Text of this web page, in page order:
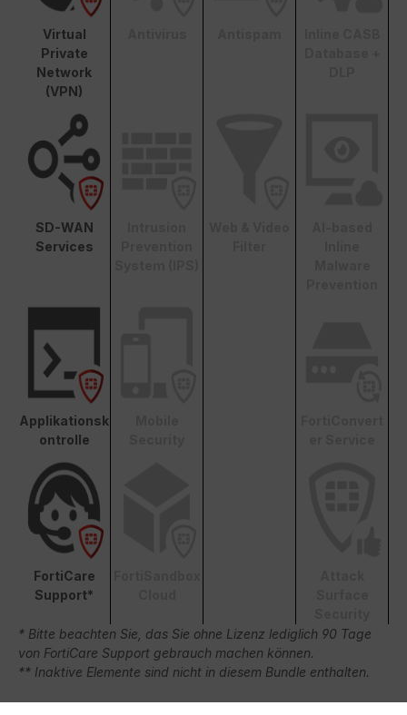
Virtual
Private
Network
(VPN)
SD-WAN
Services
Applikationsk
ontrolle
FortiCare
Support*
* Bitte beachten Sie, das Sie ohne Lizenz lediglich 90 Tage
von FortiCare Support gebrauch machen können.
** Inaktive Elemente sind nicht in diesem Bundle enthalten.